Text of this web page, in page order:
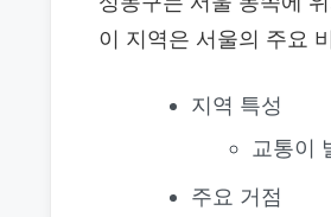
이 지역은 서울의 주요
지역 특성
교통이
주요 거점